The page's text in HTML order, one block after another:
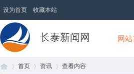
设为首页 收藏本站
长泰新闻网 网
首页 资讯 查看内容